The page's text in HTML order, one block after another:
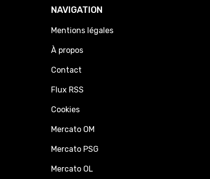
NAVIGATION
Mentions légales
À propos
Contact
Flux RSS
Cookies
Mercato OM
Mercato PSG
Mercato OL